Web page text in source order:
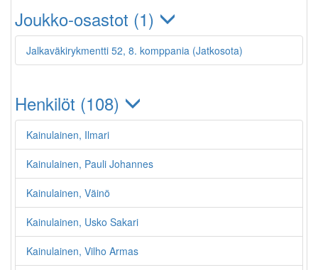
Joukko-osastot (1)
Jalkaväkirykmentti 52, 8. komppania (Jatkosota)
Henkilöt (108)
Kainulainen, Ilmari
Kainulainen, Pauli Johannes
Kainulainen, Väinö
Kainulainen, Usko Sakari
Kainulainen, Vilho Armas